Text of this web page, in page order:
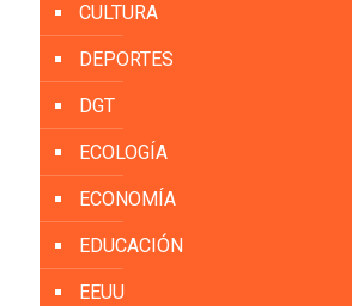
CULTURA
DEPORTES
DGT
ECOLOGÍA
ECONOMÍA
EDUCACIÓN
EEUU